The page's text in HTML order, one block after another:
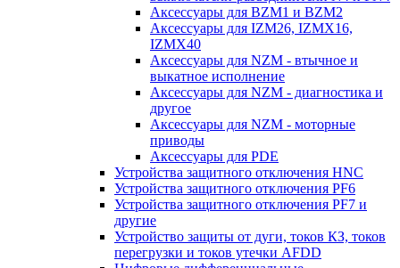
Аксессуары для BZM1 и BZM2
Аксессуары для IZM26, IZMX16,
IZMX40
Аксессуары для NZM - втычное и
выкатное исполнение
Аксессуары для NZM - диагностика и
другое
Аксессуары для NZM - моторные
приводы
Аксессуары для PDE
Устройства защитного отключения HNC
Устройства защитного отключения PF6
Устройства защитного отключения PF7 и
другие
Устройство защиты от дуги, токов КЗ, токов
перегрузки и токов утечки AFDD